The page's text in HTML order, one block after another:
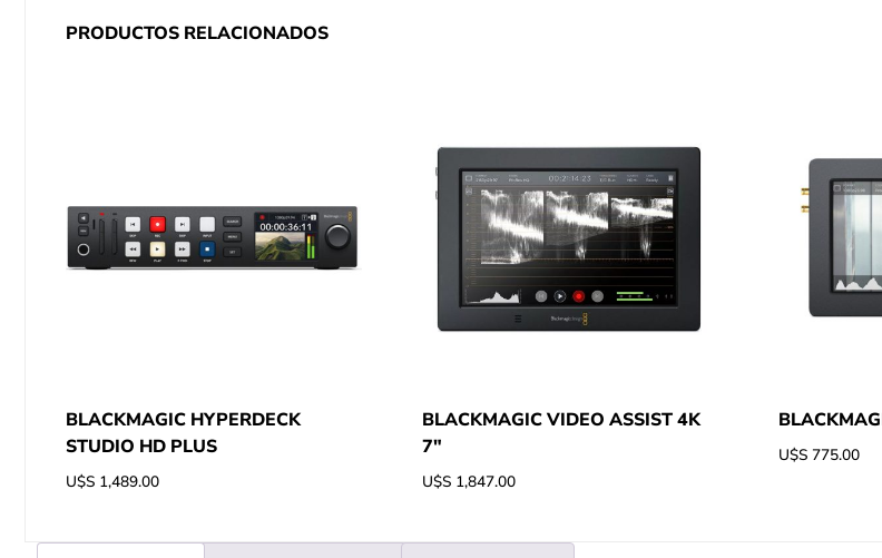
PRODUCTOS RELACIONADOS
BLACKMAGIC HYPERDECK
STUDIO HD PLUS
U$S 1,489.00
BLACKMAGIC VIDEO ASSIST 4K
7″
U$S 1,847.00
U$S 775.00